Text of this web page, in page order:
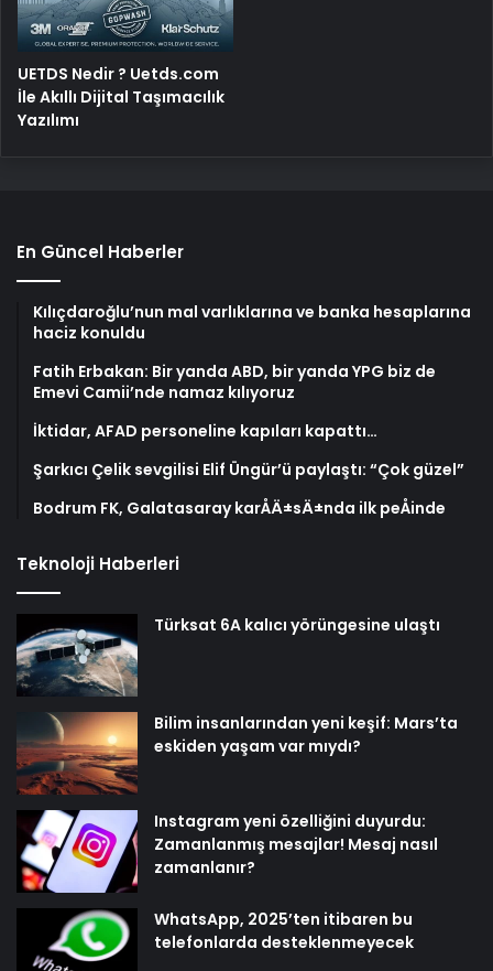
UETDS Nedir ? Uetds.com
İle Akıllı Dijital Taşımacılık
Yazılımı
En Güncel Haberler
Kılıçdaroğlu’nun mal varlıklarına ve banka hesaplarına
haciz konuldu
Fatih Erbakan: Bir yanda ABD, bir yanda YPG biz de
Emevi Camii’nde namaz kılıyoruz
İktidar, AFAD personeline kapıları kapattı…
Şarkıcı Çelik sevgilisi Elif Üngür’ü paylaştı: “Çok güzel”
Bodrum FK, Galatasaray karÅÄ±sÄ±nda ilk peÅinde
Teknoloji Haberleri
Türksat 6A kalıcı yörüngesine ulaştı
Bilim insanlarından yeni keşif: Mars’ta
eskiden yaşam var mıydı?
Instagram yeni özelliğini duyurdu:
Zamanlanmış mesajlar! Mesaj nasıl
zamanlanır?
WhatsApp, 2025’ten itibaren bu
telefonlarda desteklenmeyecek